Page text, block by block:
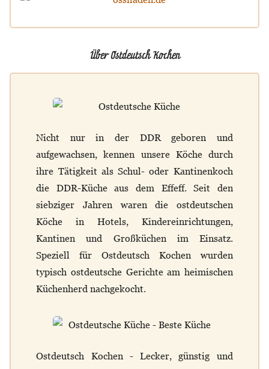
Über Ostdeutsch Kochen
Nicht nur in der DDR geboren und
aufgewachsen, kennen unsere Köche durch
ihre Tätigkeit als Schul- oder Kantinenkoch
die DDR-Küche aus dem Effeff. Seit den
siebziger Jahren waren die ostdeutschen
Köche in Hotels, Kindereinrichtungen,
Kantinen und Großküchen im Einsatz.
Speziell für Ostdeutsch Kochen wurden
typisch ostdeutsche Gerichte am heimischen
Küchenherd nachgekocht.
Ostdeutsch Kochen - Lecker, günstig und